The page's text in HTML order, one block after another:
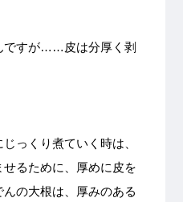
ですが……皮は分厚く剥
っくり煮ていく時は、
るために、厚めに皮を
の大根は、厚みのある